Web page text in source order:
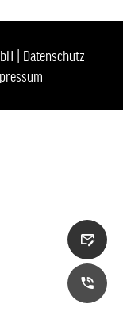
| Datenschutz